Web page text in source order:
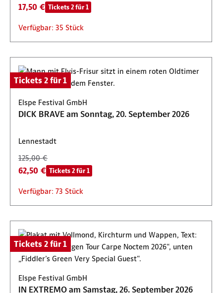
17,50 € Tickets 2 für 1
Verfügbar: 35 Stück
Tickets 2 für 1
Elspe Festival GmbH
DICK BRAVE am Sonntag, 20. September 2026
Lennestadt
125,00 €
62,50 € Tickets 2 für 1
Verfügbar: 73 Stück
Tickets 2 für 1
Elspe Festival GmbH
IN EXTREMO am Samstag, 26. September 2026